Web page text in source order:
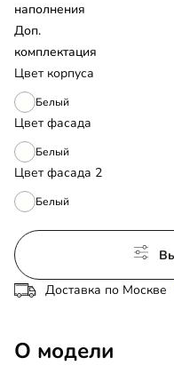
Цвет корпуса
Белый
Цвет фасада
Белый
Цвет фасада 2
Белый
наполнения
Доп.
комплектация
Доставка по Москве
О модели